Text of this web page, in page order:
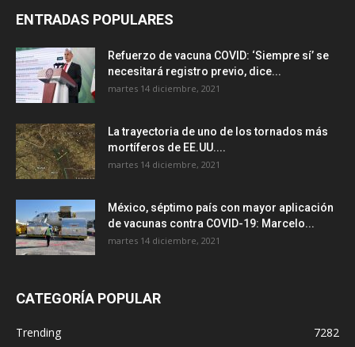
ENTRADAS POPULARES
Refuerzo de vacuna COVID: ‘Siempre sí’ se
necesitará registro previo, dice...
martes 14 diciembre, 2021
La trayectoria de uno de los tornados más
mortíferos de EE.UU....
martes 14 diciembre, 2021
México, séptimo país con mayor aplicación
de vacunas contra COVID-19: Marcelo...
martes 14 diciembre, 2021
CATEGORÍA POPULAR
Trending
7282